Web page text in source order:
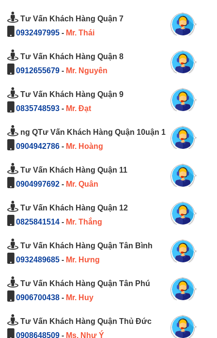
Tư Vấn Khách Hàng Quận 7
0932497995 - Mr. Thái
Tư Vấn Khách Hàng Quận 8
0912655679 - Mr. Nguyên
Tư Vấn Khách Hàng Quận 9
0835748593 - Mr. Đạt
ng QTư Vấn Khách Hàng Quận 10uận 1
0904942786 - Mr. Hoàng
Tư Vấn Khách Hàng Quận 11
0904997692 - Mr. Quân
Tư Vấn Khách Hàng Quận 12
0825841514 - Mr. Thắng
Tư Vấn Khách Hàng Quận Tân Bình
0932489685 - Mr. Hưng
Tư Vấn Khách Hàng Quận Tân Phú
0906700438 - Mr. Huy
Tư Vấn Khách Hàng Quận Thủ Đức
0908648509 - Ms. Như Ý